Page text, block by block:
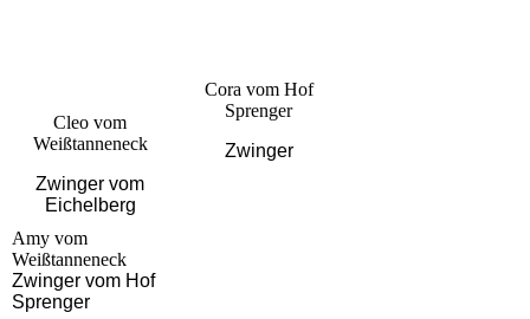
Cleo vom
Weißtanneneck
Zwinger vom
Eichelberg
Cora vom Hof
Sprenger
Zwinger
Amy vom
Weißtanneneck
Zwinger vom Hof
Sprenger